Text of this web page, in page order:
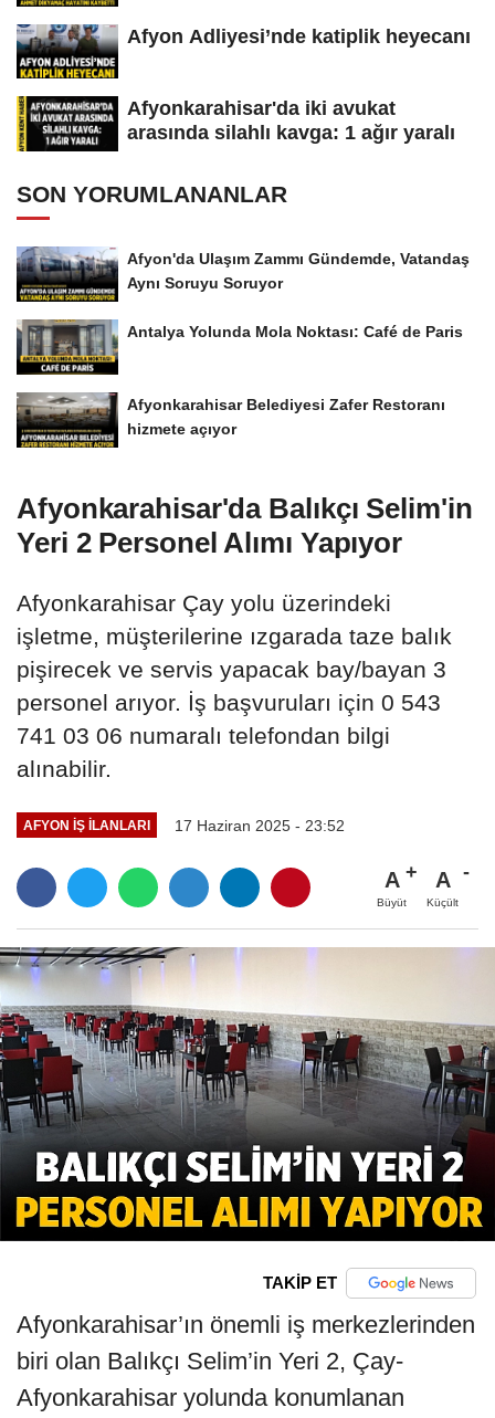
Afyon Adliyesi’nde katiplik heyecanı
Afyonkarahisar'da iki avukat
arasında silahlı kavga: 1 ağır yaralı
SON YORUMLANANLAR
Afyon'da Ulaşım Zammı Gündemde, Vatandaş
Aynı Soruyu Soruyor
Antalya Yolunda Mola Noktası: Café de Paris
Afyonkarahisar Belediyesi Zafer Restoranı
hizmete açıyor
Afyonkarahisar'da Balıkçı Selim'in
Yeri 2 Personel Alımı Yapıyor
Afyonkarahisar Çay yolu üzerindeki
işletme, müşterilerine ızgarada taze balık
pişirecek ve servis yapacak bay/bayan 3
personel arıyor. İş başvuruları için 0 543
741 03 06 numaralı telefondan bilgi
alınabilir.
AFYON İŞ İLANLARI 17 Haziran 2025 - 23:52
A
Büyüt
A
Küçült
TAKİP ET
Afyonkarahisar’ın önemli iş merkezlerinden
biri olan Balıkçı Selim’in Yeri 2, Çay-
Afyonkarahisar yolunda konumlanan